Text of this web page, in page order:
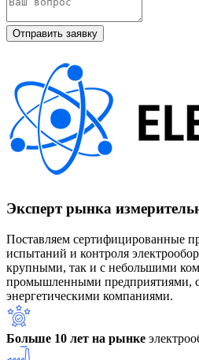
Эксперт рынка
Поставляем сертифицированные
испытаний и контроля
крупными, так и с небольшими
промышленными предприятиями,
энергетическими компаниями.
Больше 10 лет на рынке